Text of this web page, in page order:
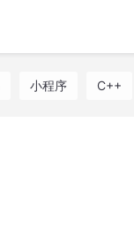
小程序 C++